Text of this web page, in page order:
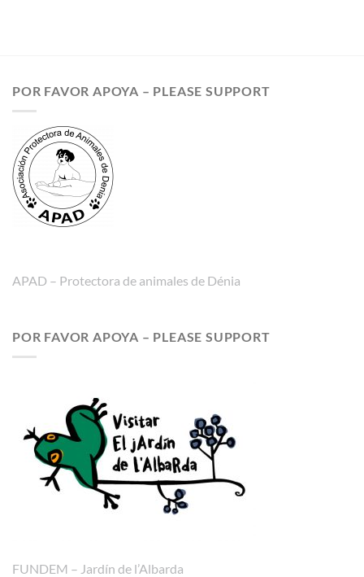
POR FAVOR APOYA – PLEASE SUPPORT
APAD – Protectora de animales de Dénia
POR FAVOR APOYA – PLEASE SUPPORT
FUNDEM – Jardín de l’Albarda